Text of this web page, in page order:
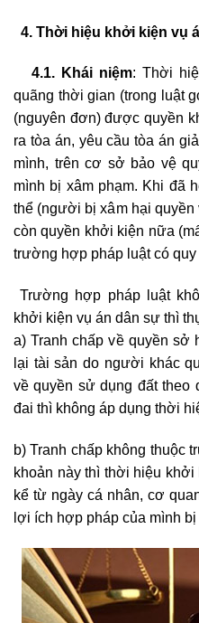
4. Thời hiệu khởi kiện vụ
4.1. Khái niệm: Thời
quãng thời gian (trong luật
(nguyên đơn) được quyền
ra tòa án, yêu cầu tòa án
mình, trên cơ sở bảo vệ
mình bị xâm phạm. Khi đã
thể (người bị xâm hại
còn quyền khởi kiện nữa
trường hợp pháp luật có quy
Trường hợp pháp luật
khởi kiện vụ án dân sự thì
a) Tranh chấp về quyền sở
lại tài sản do người khác
về quyền sử dụng đất theo
đai thì không áp dụng thời
b) Tranh chấp không thuộc
khoản này thì thời hiệu
kể từ ngày cá nhân, cơ
lợi ích hợp pháp của mình bị